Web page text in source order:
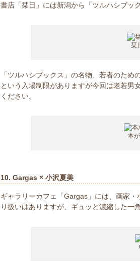
書店「栞日」には新潟から「ツルハシブッ
栞
「ツルハシブックス」の名物、若者のため
という入場制限がありますが今回は老若男
ください。
本
10. Gargas × 小沢夏美
ギャラリーカフェ「Gargas」には、画家
り扱いはありますが、ギュッと濃縮した一